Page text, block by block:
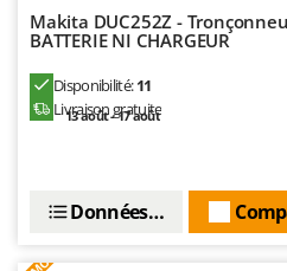
Makita DUC252Z -
BATTERIE NI CHARGEUR
Disponibilité:11
Livraison gratuite
13 août - 17 août
Données techniques